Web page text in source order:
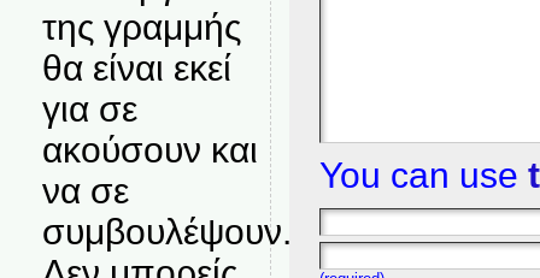
της γραμμής
θα είναι εκεί
για σε
ακούσουν και
να σε
συμβουλέψουν.
You can use